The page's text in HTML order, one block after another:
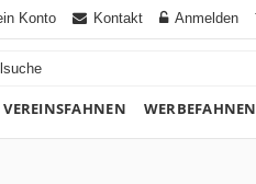
Konto Kontakt Anmelden
VEREINSFAHNEN WERBEFAHNEN